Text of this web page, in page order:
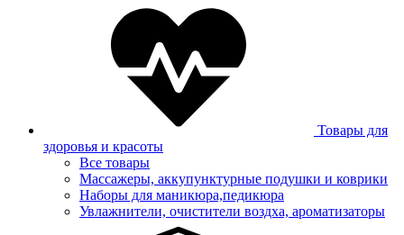
Товары для
здоровья и красоты
Все товары
Массажеры, аккупунктурные подушки и коврики
Наборы для маникюра,педикюра
Увлажнители, очистители воздха, ароматизаторы